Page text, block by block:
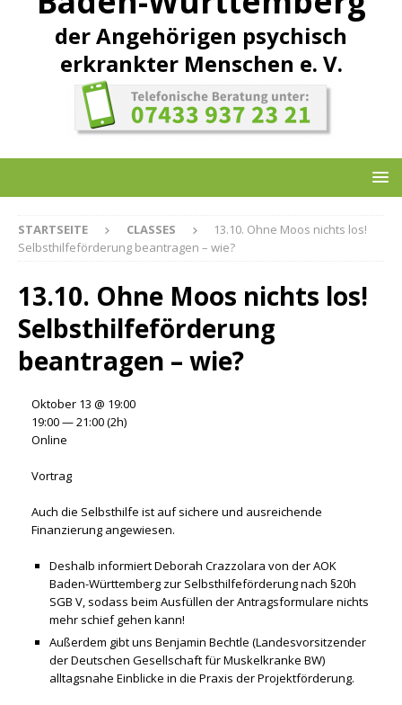
der Angehörigen psychisch
erkrankter Menschen e. V.
STARTSEITE CLASSES
13.10. Ohne Moos nichts los!
Selbsthilfeförderung beantragen – wie?
13.10. Ohne Moos nichts los!
Selbsthilfeförderung
beantragen – wie?
Auch die Selbsthilfe ist auf sichere und ausreichende
Finanzierung angewiesen.
Deshalb informiert Deborah Crazzolara von der AOK
Baden-Württemberg zur Selbsthilfeförderung nach §20h
SGB V, sodass beim Ausfüllen der Antragsformulare nichts
mehr schief gehen kann!
Außerdem gibt uns Benjamin Bechtle (Landesvorsitzender
der Deutschen Gesellschaft für Muskelkranke BW)
alltagsnahe Einblicke in die Praxis der Projektförderung.
Oktober 13 @ 19:00
19:00 — 21:00(2h)
Online
Vortrag